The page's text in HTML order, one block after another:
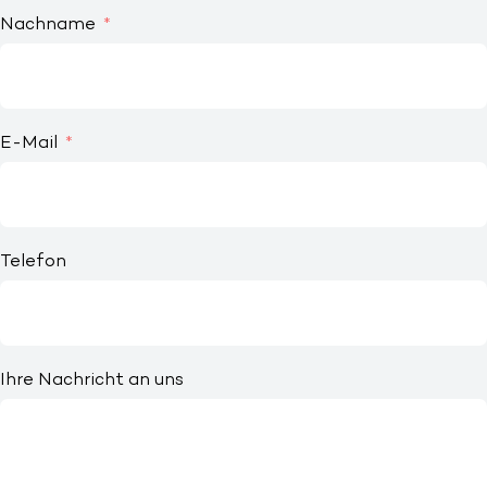
Nachname
E-Mail
Telefon
Ihre Nachricht an uns